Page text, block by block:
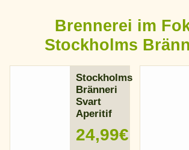
Brennerei im
Stockholms
Stockholms
Bränneri
Svart
Aperitif
24,99€